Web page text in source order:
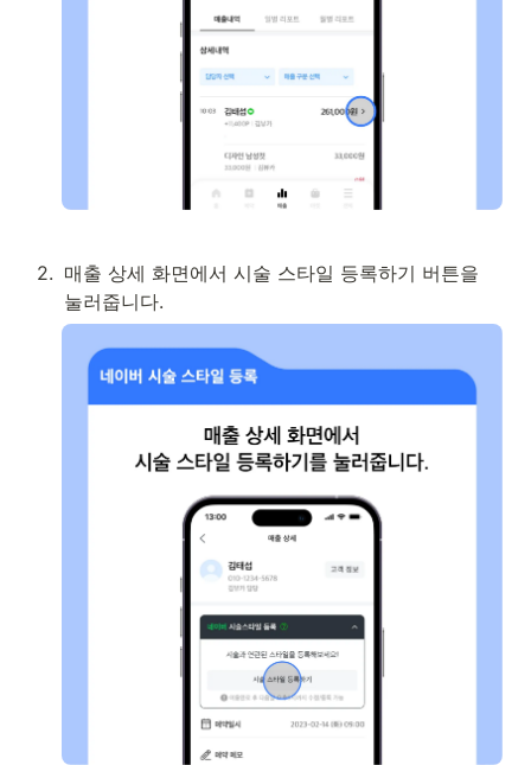
2. 매출 상세 화면에서 시술 스타일 등록하기 버튼을
눌러줍니다.